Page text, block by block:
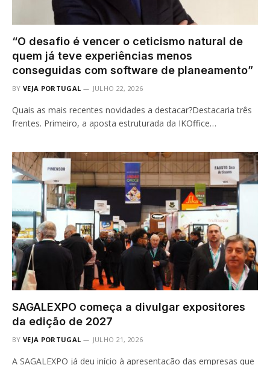
“O desafio é vencer o ceticismo natural de
quem já teve experiências menos
conseguidas com software de planeamento”
BY VEJA PORTUGAL JULHO 22, 2026
Quais as mais recentes novidades a destacar?Destacaria três
frentes. Primeiro, a aposta estruturada da IKOffice…
SAGALEXPO começa a divulgar expositores
da edição de 2027
BY VEJA PORTUGAL JULHO 21, 2026
A SAGALEXPO já deu início à apresentação das empresas que